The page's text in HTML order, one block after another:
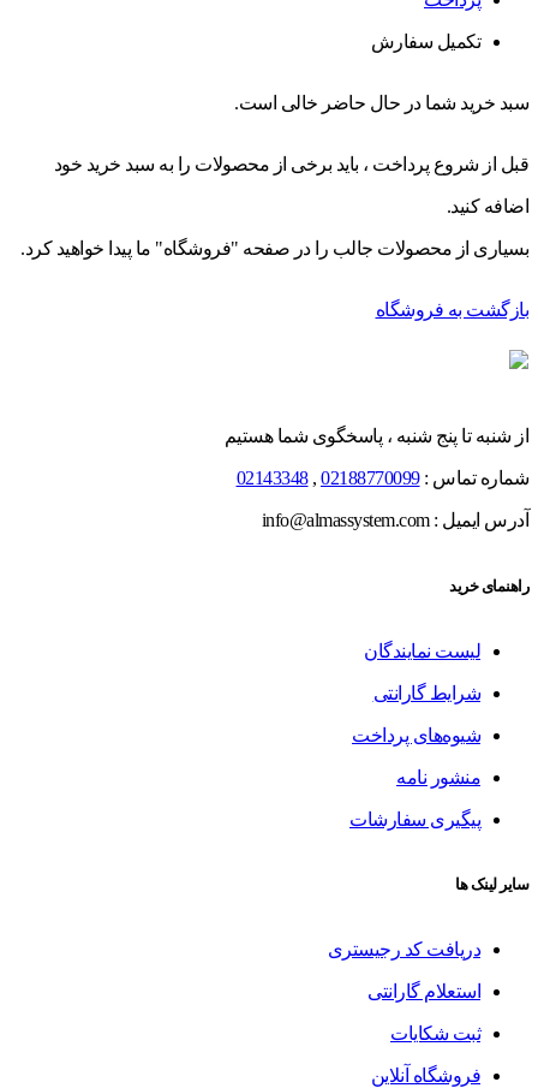
تکمیل سفارش
سبد خرید شما در حال حاضر خالی است.
قبل از شروع پرداخت ، باید برخی از محصولات را به سبد خرید خود
اضافه کنید.
بسیاری از محصولات جالب را در صفحه "فروشگاه" ما پیدا خواهید کرد.
بازگشت به فروشگاه
از شنبه تا پنج شنبه ، پاسخگوی شما هستیم
شماره تماس :02188770099
,
02143348
آدرس ایمیل : info@almassystem.com
راهنمای خرید
لیست نمایندگان
شرایط گارانتی
شیوه‌های پرداخت
منشور نامه
پیگیری سفارشات
سایر لینک ها
دریافت کد رجیستری
استعلام گارانتی
ثبت شکایات
فروشگاه آنلاین